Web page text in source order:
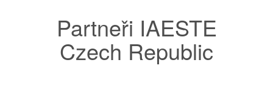
Partneři IAESTE
Czech Republic